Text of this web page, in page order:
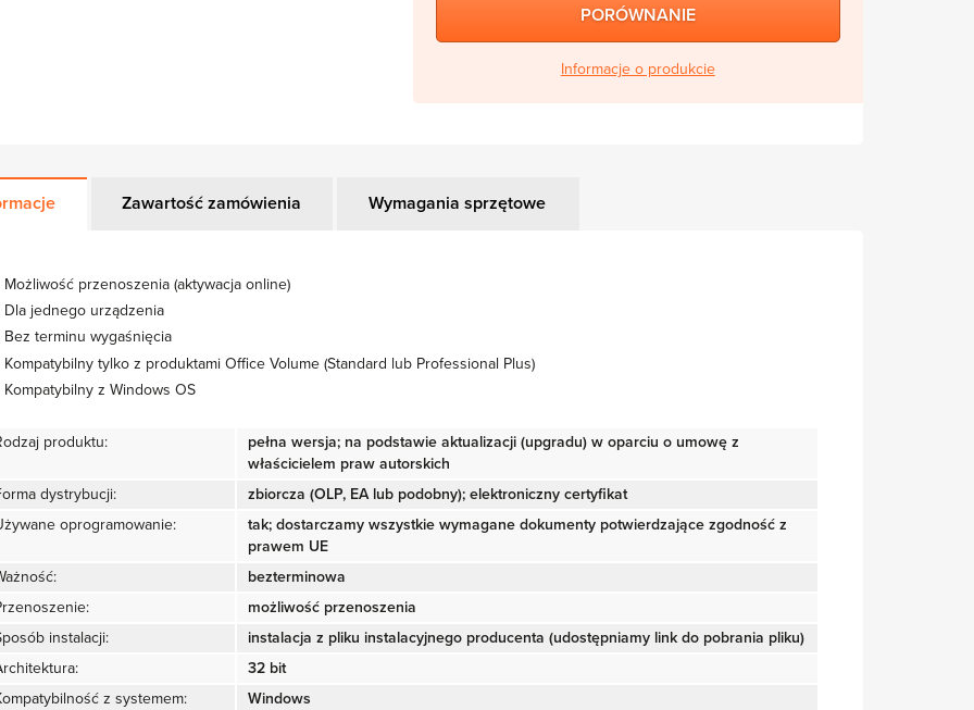
PORÓWNANIE
Informacje o produkcie
Zawartość zamówienia Wymagania sprzętowe
Możliwość przenoszenia (aktywacja online)
Dla jednego urządzenia
Bez terminu wygaśnięcia
Kompatybilny tylko z produktami Office Volume (Standard lub Professional Plus)
Kompatybilny z Windows OS
produktu:
pełna wersja; na podstawie aktualizacji (upgradu) w oparciu o umowę z
właścicielem praw autorskich
dystrybucji:
zbiorcza (OLP, EA lub podobny); elektroniczny certyfikat
oprogramowanie:
tak; dostarczamy wszystkie wymagane dokumenty potwierdzające zgodność z
prawem UE
bezterminowa
możliwość przenoszenia
instalacji:
instalacja z pliku instalacyjnego producenta (udostępniamy link do pobrania pliku)
32 bit
z systemem:
Windows